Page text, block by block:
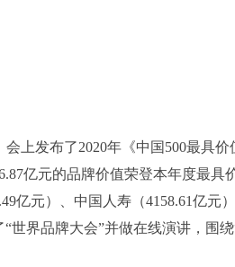
上发布了2020年《中国500最具价
亿元的品牌价值荣登本年度最具
亿元）、中国人寿（4158.61亿元
世界品牌大会”并做在线演讲，围